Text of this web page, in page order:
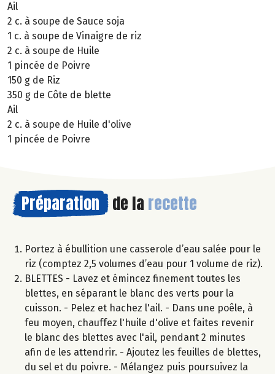
Ail
2 c. à soupe de Sauce soja
1 c. à soupe de Vinaigre de riz
2 c. à soupe de Huile
1 pincée de Poivre
150 g de Riz
350 g de Côte de blette
Ail
2 c. à soupe de Huile d'olive
1 pincée de Poivre
Préparation de la recette
Portez à ébullition une casserole d’eau salée pour le
riz (comptez 2,5 volumes d’eau pour 1 volume de riz).
BLETTES - Lavez et émincez finement toutes les
blettes, en séparant le blanc des verts pour la
cuisson. - Pelez et hachez l'ail. - Dans une poêle, à
feu moyen, chauffez l'huile d'olive et faites revenir
le blanc des blettes avec l'ail, pendant 2 minutes
afin de les attendrir. - Ajoutez les feuilles de blettes,
du sel et du poivre. - Mélangez puis poursuivez la